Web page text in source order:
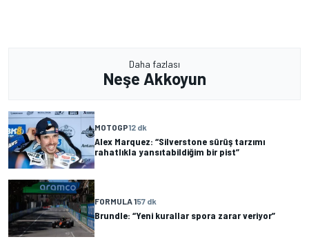
Daha fazlası
Neşe Akkoyun
MOTOGP12 dk
Alex Marquez: “Silverstone sürüş tarzımı
rahatlıkla yansıtabildiğim bir pist”
FORMULA 157 dk
Brundle: “Yeni kurallar spora zarar veriyor”